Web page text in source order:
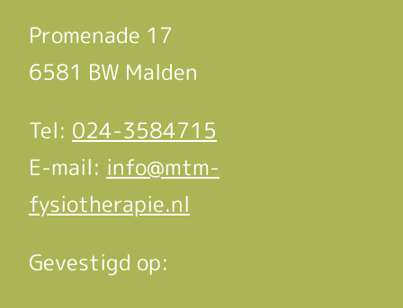
Promenade 17
6581 BW Malden
Tel: 024-3584715
E-mail: info@mtm-
fysiotherapie.nl
Gevestigd op: